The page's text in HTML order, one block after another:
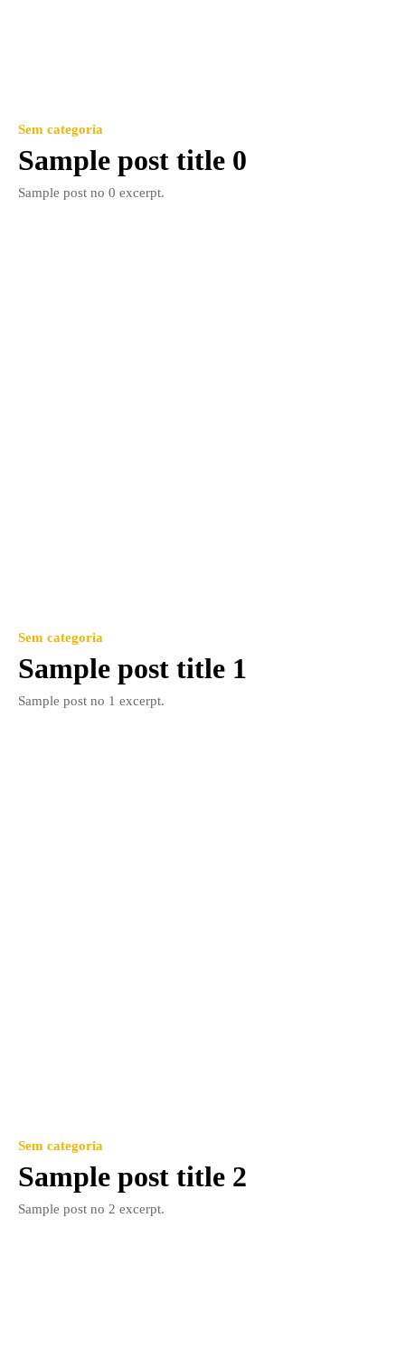
Sem categoria
Sample post title 0
Sample post no 0 excerpt.
Sem categoria
Sample post title 1
Sample post no 1 excerpt.
Sem categoria
Sample post title 2
Sample post no 2 excerpt.